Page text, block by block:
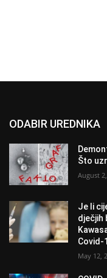
ODABIR UREDNIKA
Što
August
Je li
dječjih
Covid-
May 12,